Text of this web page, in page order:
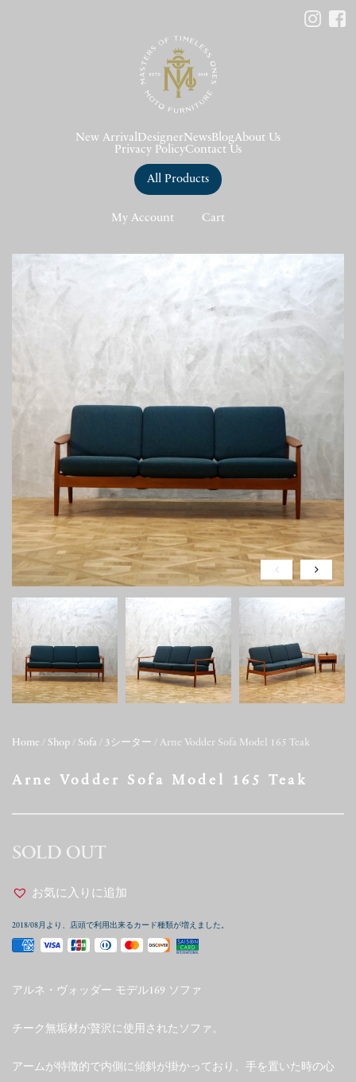
New Arrival DesignerNews BlogAbout Us
Privacy PolicyContact Us
All Products
My Account Cart
Home / Shop / Sofa / 3シーター / Arne Vodder Sofa Model 165 Teak
Arne Vodder Sofa Model 165 Teak
SOLD OUT
お気に入りに追加
2018/08月より、店頭で利用出来るカード種類が増えました。
アルネ・ヴォッダー モデル169 ソファ
チーク無垢材が贅沢に使用されたソファ。
アームが特徴的で内側に傾斜が掛かっており、手を置いた時の心